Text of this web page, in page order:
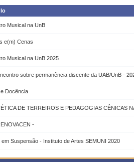
Musical na UnB
e(m) Cenas
Musical na UnB 2025
sobre permanência discente da UAB/UnB -
Docência
DE TERREIROS E PEDAGOGIAS CÊNICAS
-
em Suspensão - Instituto de Artes SEMUNI 2020